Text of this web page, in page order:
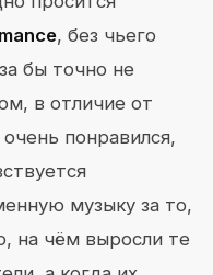
, без чьего
бы точно не
в отличие от
понравился,
музыку за то,
на чём выросли те